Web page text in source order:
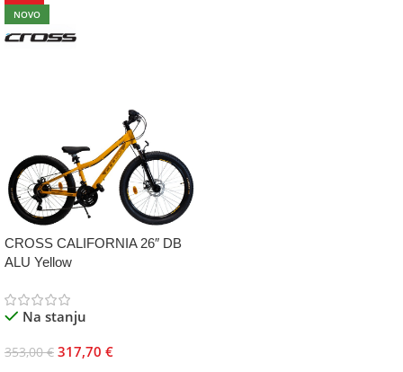
NOVO
CROSS CALIFORNIA 26″ DB
ALU Yellow
Na stanju
353,00€ 317,70 €